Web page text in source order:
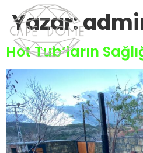
Yazar:
Hot Tub’ların